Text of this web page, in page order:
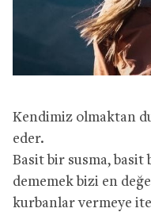
Kendimiz olmaktan
eder.
Basit bir susma, basit
dememek bizi en
kurbanlar vermeye